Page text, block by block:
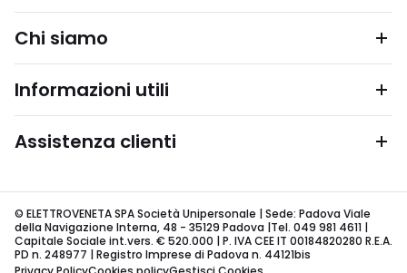
Chi siamo
Informazioni utili
Assistenza clienti
© ELETTROVENETA SPA Società Unipersonale | Sede: Padova Viale
della Navigazione Interna, 48 - 35129 Padova |Tel. 049 981 4611 |
Capitale Sociale int.vers. € 520.000 | P. IVA CEE IT 00184820280 R.E.A.
PD n. 248977 | Registro Imprese di Padova n. 44121bis